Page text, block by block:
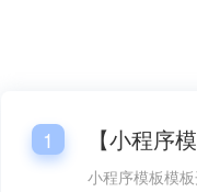
1
小程序模板模